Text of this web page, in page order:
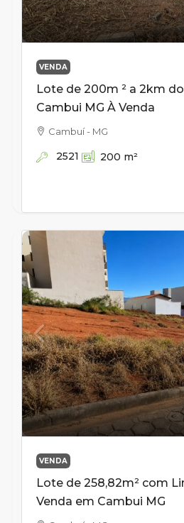
VENDA
Lote de 200m ² a 2km
Cambui MG À Venda
Cambuí - MG
2521 200 m²
VENDA
Lote de 258,82m² com
Venda em Cambui MG